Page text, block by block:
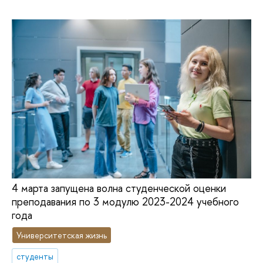
4 марта запущена волна студенческой оценки
преподавания по 3 модулю 2023-2024 учебного
года
Университетская жизнь
студенты